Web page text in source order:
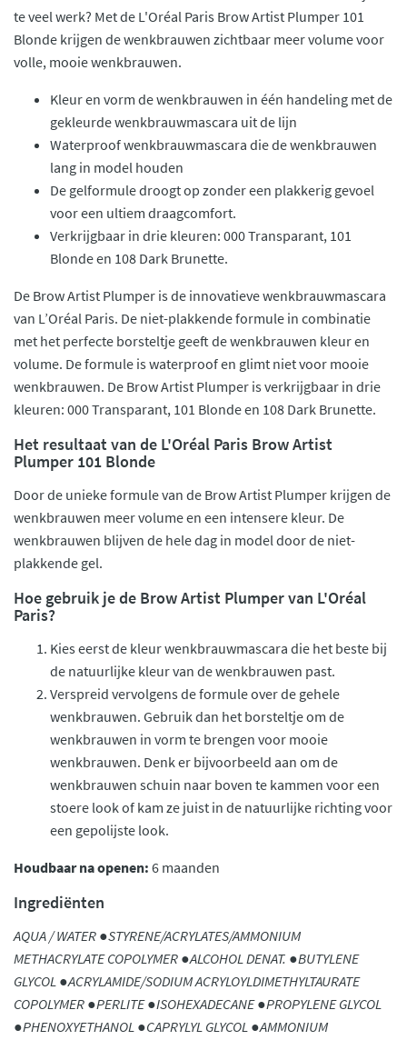
te veel werk? Met de L'Oréal Paris Brow Artist Plumper 101
Blonde krijgen de wenkbrauwen zichtbaar meer volume voor
volle, mooie wenkbrauwen.
Kleur en vorm de wenkbrauwen in één handeling met de
gekleurde wenkbrauwmascara uit de lijn
Waterproof wenkbrauwmascara die de wenkbrauwen
lang in model houden
De gelformule droogt op zonder een plakkerig gevoel
voor een ultiem draagcomfort.
Verkrijgbaar in drie kleuren: 000 Transparant, 101
Blonde en 108 Dark Brunette.
De Brow Artist Plumper is de innovatieve wenkbrauwmascara
van L’Oréal Paris. De niet-plakkende formule in combinatie
met het perfecte borsteltje geeft de wenkbrauwen kleur en
volume. De formule is waterproof en glimt niet voor mooie
wenkbrauwen. De Brow Artist Plumper is verkrijgbaar in drie
kleuren: 000 Transparant, 101 Blonde en 108 Dark Brunette.
Het resultaat van de L'Oréal Paris Brow Artist
Plumper 101 Blonde
Door de unieke formule van de Brow Artist Plumper krijgen de
wenkbrauwen meer volume en een intensere kleur. De
wenkbrauwen blijven de hele dag in model door de niet-
plakkende gel.
Hoe gebruik je de Brow Artist Plumper van L'Oréal
Paris?
Kies eerst de kleur wenkbrauwmascara die het beste bij
de natuurlijke kleur van de wenkbrauwen past.
Verspreid vervolgens de formule over de gehele
wenkbrauwen. Gebruik dan het borsteltje om de
wenkbrauwen in vorm te brengen voor mooie
wenkbrauwen. Denk er bijvoorbeeld aan om de
wenkbrauwen schuin naar boven te kammen voor een
stoere look of kam ze juist in de natuurlijke richting voor
een gepolijste look.
Houdbaar na openen: 6 maanden
Ingrediënten
AQUA / WATER ●STYRENE/ACRYLATES/AMMONIUM
METHACRYLATE COPOLYMER ●ALCOHOL DENAT. ●BUTYLENE
GLYCOL ●ACRYLAMIDE/SODIUM ACRYLOYLDIMETHYLTAURATE
COPOLYMER ●PERLITE ●ISOHEXADECANE ●PROPYLENE GLYCOL
●PHENOXYETHANOL ●CAPRYLYL GLYCOL ●AMMONIUM